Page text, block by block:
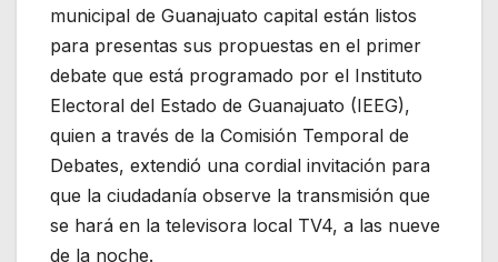
municipal de Guanajuato capital están listos
para presentas sus propuestas en el primer
debate que está programado por el Instituto
Electoral del Estado de Guanajuato (IEEG),
quien a través de la Comisión Temporal de
Debates, extendió una cordial invitación para
que la ciudadanía observe la transmisión que
se hará en la televisora local TV4, a las nueve
de la noche.